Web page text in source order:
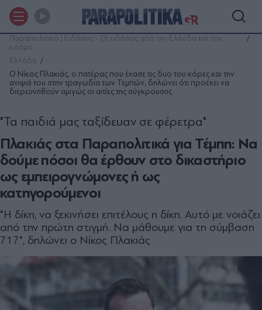
Παραπολιτικά | Ειδήσεις - Οι ειδήσεις από την Ελλάδα και τον
κόσμο
Ελλάδα
Ο Νίκος Πλακιάς, ο πατέρας που έχασε τις δυο του κόρες και την
ανιψιά του στην τραγωδία των Τεµπών, δηλώνει ότι προέχει να
διερευνηθούν αµιγώς οι αιτίες της σύγκρουσης
Πλακιάς στα Παραπολιτικά για Τέμπη: Να
δούµε πόσοι θα έρθουν στο δικαστήριο
ως εµπειρογνώµονες ή ως
κατηγορούµενοι
"Τα παιδιά µας ταξίδευαν σε φέρετρα"
"Η δίκη, να ξεκινήσει επιτέλους η δίκη. Αυτό µε νοιάζει
από την πρώτη στιγµή. Να µάθουµε για τη σύµβαση
717", δηλώνει ο Νίκος Πλακιάς